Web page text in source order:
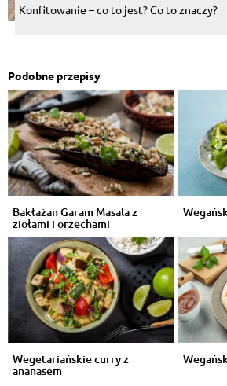
Konfitowanie – co to jest? Co to znaczy?
Podobne przepisy
Bakłażan Garam Masala z
ziołami i orzechami
Wegetariańskie curry z
ananasem